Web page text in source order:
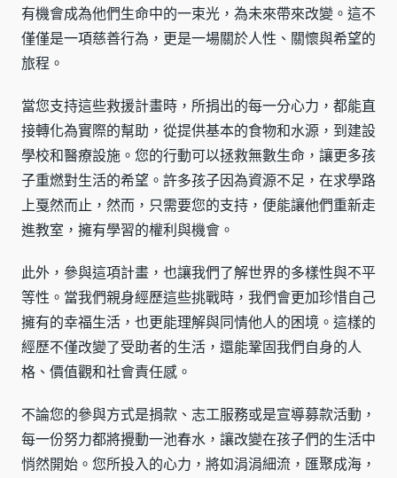
有機會成為他們生命中的一束光，為未來帶來改變。這不
僅僅是一項慈善行為，更是一場關於人性、關懷與希望的
旅程。
當您支持這些救援計畫時，所捐出的每一分心力，都能直
接轉化為實際的幫助，從提供基本的食物和水源，到建設
學校和醫療設施。您的行動可以拯救無數生命，讓更多孩
子重燃對生活的希望。許多孩子因為資源不足，在求學路
上戛然而止，然而，只需要您的支持，便能讓他們重新走
進教室，擁有學習的權利與機會。
此外，參與這項計畫，也讓我們了解世界的多樣性與不平
等性。當我們親身經歷這些挑戰時，我們會更加珍惜自己
擁有的幸福生活，也更能理解與同情他人的困境。這樣的
經歷不僅改變了受助者的生活，還能鞏固我們自身的人
格、價值觀和社會責任感。
不論您的參與方式是捐款、志工服務或是宣導募款活動，
每一份努力都將攪動一池春水，讓改變在孩子們的生活中
悄然開始。您所投入的心力，將如涓涓細流，匯聚成海，